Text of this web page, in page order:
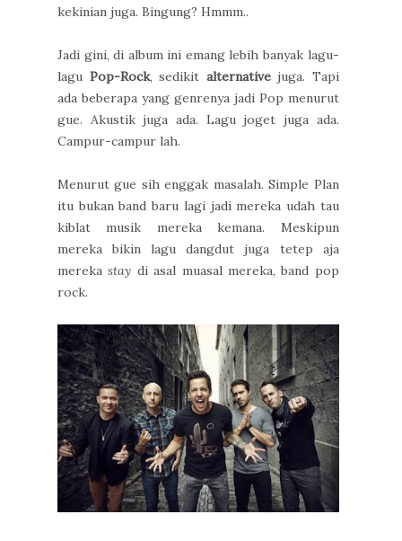
kekinian juga. Bingung? Hmmm..
Jadi gini, di album ini emang lebih banyak lagu-
lagu Pop-Rock, sedikit alternativejuga. Tapi
ada beberapa yang genrenya jadi Pop menurut
gue. Akustik juga ada. Lagu joget juga ada.
Campur-campur lah.
Menurut gue sih enggak masalah. Simple Plan
itu bukan band baru lagi jadi mereka udah tau
kiblat musik mereka kemana. Meskipun
mereka bikin lagu dangdut juga tetep aja
merekastay di asal muasal mereka, band pop
rock.